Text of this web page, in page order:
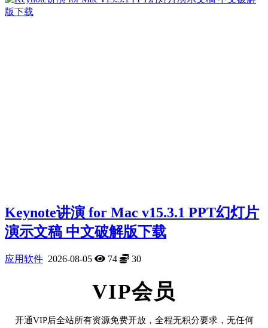
Keynote讲演 for Mac v15.3.1 PPT幻灯片
演示文稿 中文破解版下载
应用软件 2026-08-05 74 30
VIP会员
开通VIP后全站所有资源免费开放，全程无积分要求，无任何